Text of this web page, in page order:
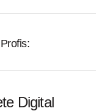
Digital